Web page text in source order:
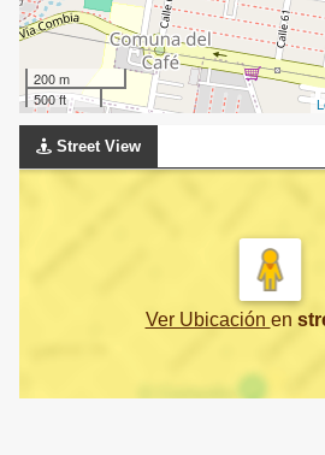
200 m
500 ft
Street View
Ver Ubicación en